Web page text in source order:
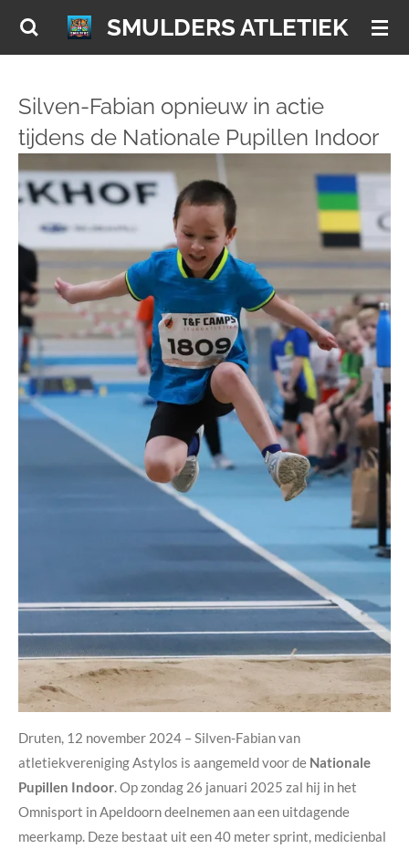
Ga
hoofdinhoud
SMULDERS ATLETIEK
Silven-Fabian opnieuw in actie
tijdens de Nationale Pupillen Indoor
Druten, 12 november 2024 – Silven-Fabian van
atletiekvereniging Astylos is aangemeld voor de Nationale
Pupillen Indoor. Op zondag 26 januari 2025 zal hij in het
Omnisport in Apeldoorn deelnemen aan een uitdagende
meerkamp. Deze bestaat uit een 40 meter sprint, medicienbal